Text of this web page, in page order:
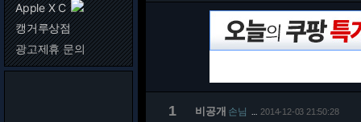
Apple X C
캥거루상점
광고제휴 문의
1 비공개 손님 2014-12-03 21:50:28